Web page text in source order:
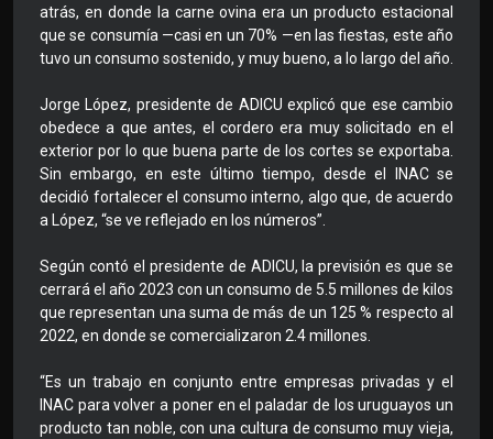
atrás, en donde la carne ovina era un producto estacional
que se consumía —casi en un 70% —en las fiestas, este año
tuvo un consumo sostenido, y muy bueno, a lo largo del año.
Jorge López, presidente de ADICU explicó que ese cambio
obedece a que antes, el cordero era muy solicitado en el
exterior por lo que buena parte de los cortes se exportaba.
Sin embargo, en este último tiempo, desde el INAC se
decidió fortalecer el consumo interno, algo que, de acuerdo
a López, “se ve reflejado en los números”.
Según contó el presidente de ADICU, la previsión es que se
cerrará el año 2023 con un consumo de 5.5 millones de kilos
que representan una suma de más de un 125 % respecto al
2022, en donde se comercializaron 2.4 millones.
“Es un trabajo en conjunto entre empresas privadas y el
INAC para volver a poner en el paladar de los uruguayos un
producto tan noble, con una cultura de consumo muy vieja,